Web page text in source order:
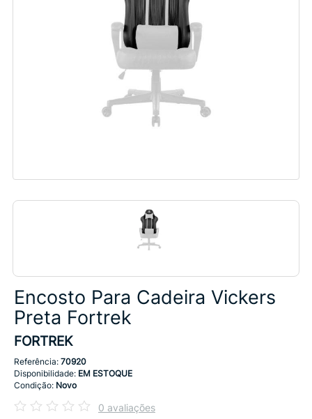
Encosto Para Cadeira Vickers
Preta Fortrek
FORTREK
Referência: 70920
Disponibilidade: EM ESTOQUE
Condição: Novo
0 avaliações